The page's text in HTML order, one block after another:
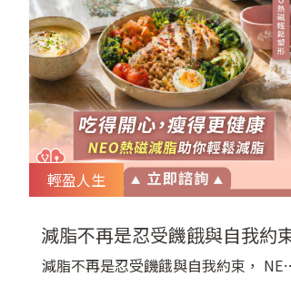
依照實際狀況找到適合自己的修飾方
式。接下來，本文將從梨形身材的形成
原因、判斷方式到常見的修飾選擇逐一
介紹，讓你更輕鬆找到適合的調整方
向！
輕盈人生
減脂不再是忍受饑餓與自我約
減脂不再是忍受饑餓與自我約束， NEO